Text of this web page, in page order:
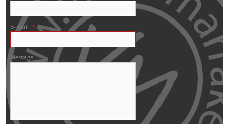
E-mail: *
Message: